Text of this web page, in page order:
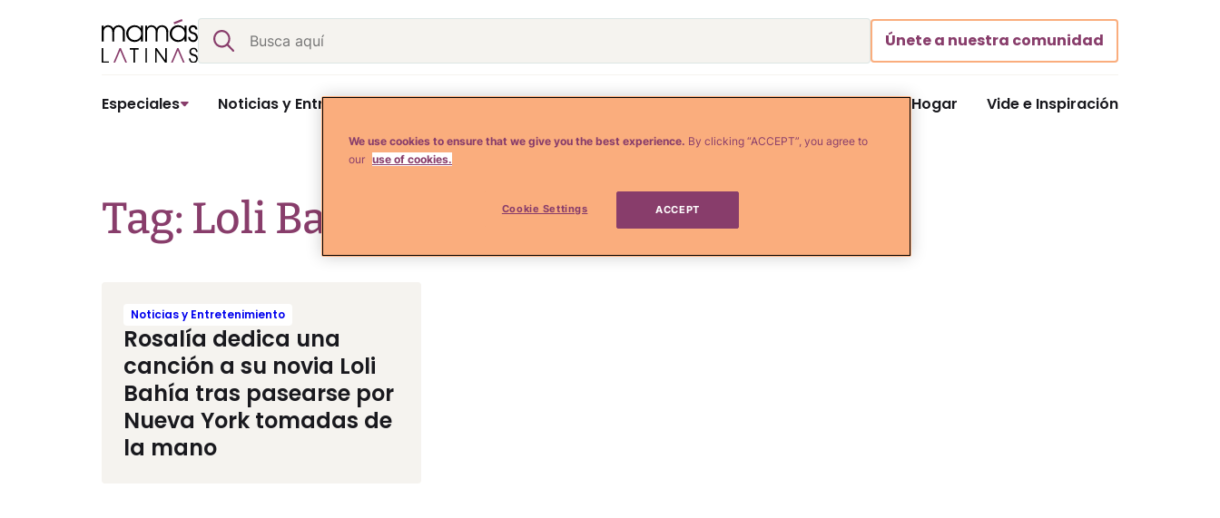
Buscar
Únete a nuestra comunidad
Especiales Noticias y Entretenimiento Crianza y Embarazo Moda y Belleza Salud Comida y Hogar Vide e Inspiración
Tag: Loli Bahia
Noticias y Entretenimiento
Rosalía dedica una
canción a su novia Loli
Bahía tras pasearse por
Nueva York tomadas de
la mano
We use cookies to ensure that we give you the best experience. By clicking “ACCEPT”, you agree to
our use of cookies.
Cookie Settings ACCEPT